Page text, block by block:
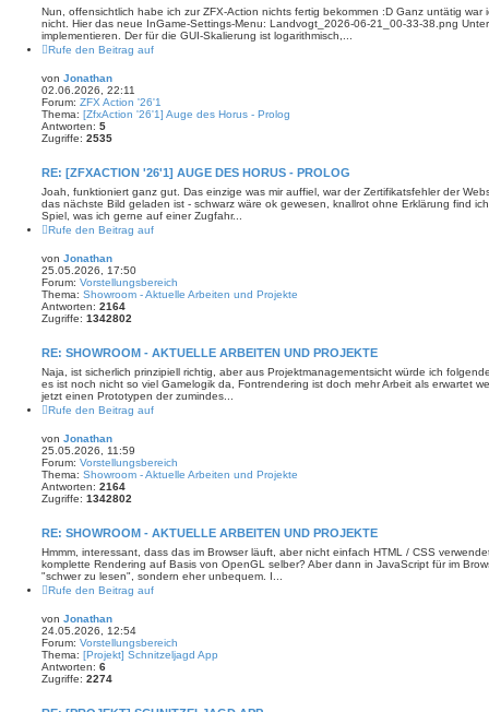
Nun, offensichtlich habe ich zur ZFX-Action nichts fertig bekommen :D Ganz untätig
nicht. Hier das neue InGame-Settings-Menu: Landvogt_2026-06-21_00-33-38.png
implementieren. Der für die GUI-Skalierung ist logarithmisch,...
Rufe den Beitrag auf
von Jonathan
02.06.2026, 22:11
Forum: ZFX Action '26'1
Thema: [ZfxAction '26'1] Auge des Horus - Prolog
Antworten: 5
Zugriffe: 2535
RE: [ZFXACTION '26'1] AUGE DES HORUS - PROLOG
Joah, funktioniert ganz gut. Das einzige was mir auffiel, war der Zertifikatsfehler der
das nächste Bild geladen ist - schwarz wäre ok gewesen, knallrot ohne Erklärung find
Spiel, was ich gerne auf einer Zugfahr...
Rufe den Beitrag auf
von Jonathan
25.05.2026, 17:50
Forum: Vorstellungsbereich
Thema: Showroom - Aktuelle Arbeiten und Projekte
Antworten: 2164
Zugriffe: 1342802
RE: SHOWROOM - AKTUELLE ARBEITEN UND PROJEKTE
Naja, ist sicherlich prinzipiell richtig, aber aus Projektmanagementsicht würde ich
es ist noch nicht so viel Gamelogik da, Fontrendering ist doch mehr Arbeit als erwartet
jetzt einen Prototypen der zumindes...
Rufe den Beitrag auf
von Jonathan
25.05.2026, 11:59
Forum: Vorstellungsbereich
Thema: Showroom - Aktuelle Arbeiten und Projekte
Antworten: 2164
Zugriffe: 1342802
RE: SHOWROOM - AKTUELLE ARBEITEN UND PROJEKTE
Hmmm, interessant, dass das im Browser läuft, aber nicht einfach HTML / CSS
komplette Rendering auf Basis von OpenGL selber? Aber dann in JavaScript für im
"schwer zu lesen", sondern eher unbequem. I...
Rufe den Beitrag auf
von Jonathan
24.05.2026, 12:54
Forum: Vorstellungsbereich
Thema: [Projekt] Schnitzeljagd App
Antworten: 6
Zugriffe: 2274